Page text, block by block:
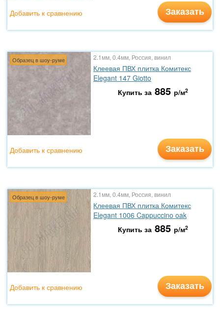
Заказать
Добавить к сравнению
Образец в шоу-руме 2.1мм, 0.4мм, Россия, винил
Клеевая ПВХ плитка Комитекс
Elegant 147 Giotto
Купить за 885 р/м2
Заказать
Добавить к сравнению
Образец в шоу-руме 2.1мм, 0.4мм, Россия, винил
Клеевая ПВХ плитка Комитекс
Elegant 1006 Cappuccino oak
Купить за 885 р/м2
Заказать
Добавить к сравнению